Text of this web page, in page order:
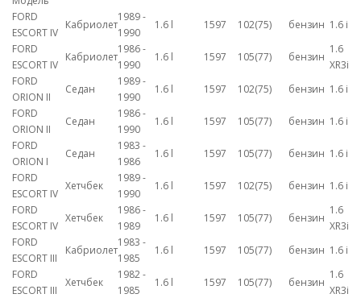
FORD
ESCORT IV
Кабриолет
1989 -
1990
1.6 l 1597 102(75) бензин 1.6 i
FORD
ESCORT IV
Кабриолет
1986 -
1990
1.6 l 1597 105(77) бензин
1.6
XR3i
FORD
ORION II
Седан
1989 -
1990
1.6 l 1597 102(75) бензин 1.6 i
FORD
ORION II
Седан
1986 -
1990
1.6 l 1597 105(77) бензин 1.6 i
FORD
ORION I
Седан
1983 -
1986
1.6 l 1597 105(77) бензин 1.6 i
FORD
ESCORT IV
Хетчбек
1989 -
1990
1.6 l 1597 102(75) бензин 1.6 i
FORD
ESCORT IV
Хетчбек
1986 -
1989
1.6 l 1597 105(77) бензин
1.6
XR3i
FORD
ESCORT III
Кабриолет
1983 -
1985
1.6 l 1597 105(77) бензин 1.6 i
FORD
ESCORT III
Хетчбек
1982 -
1985
1.6 l 1597 105(77) бензин
1.6
XR3i